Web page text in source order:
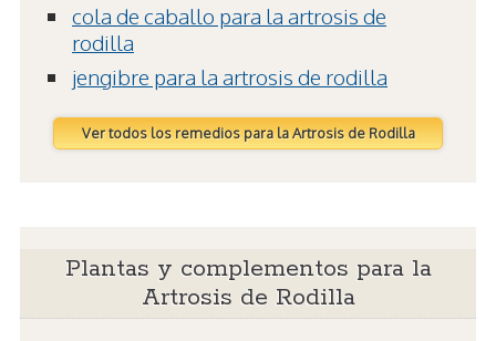
cola de caballo para la artrosis de
rodilla
jengibre para la artrosis de rodilla
Ver todos los remedios para la Artrosis de Rodilla
Plantas y complementos para la
Artrosis de Rodilla